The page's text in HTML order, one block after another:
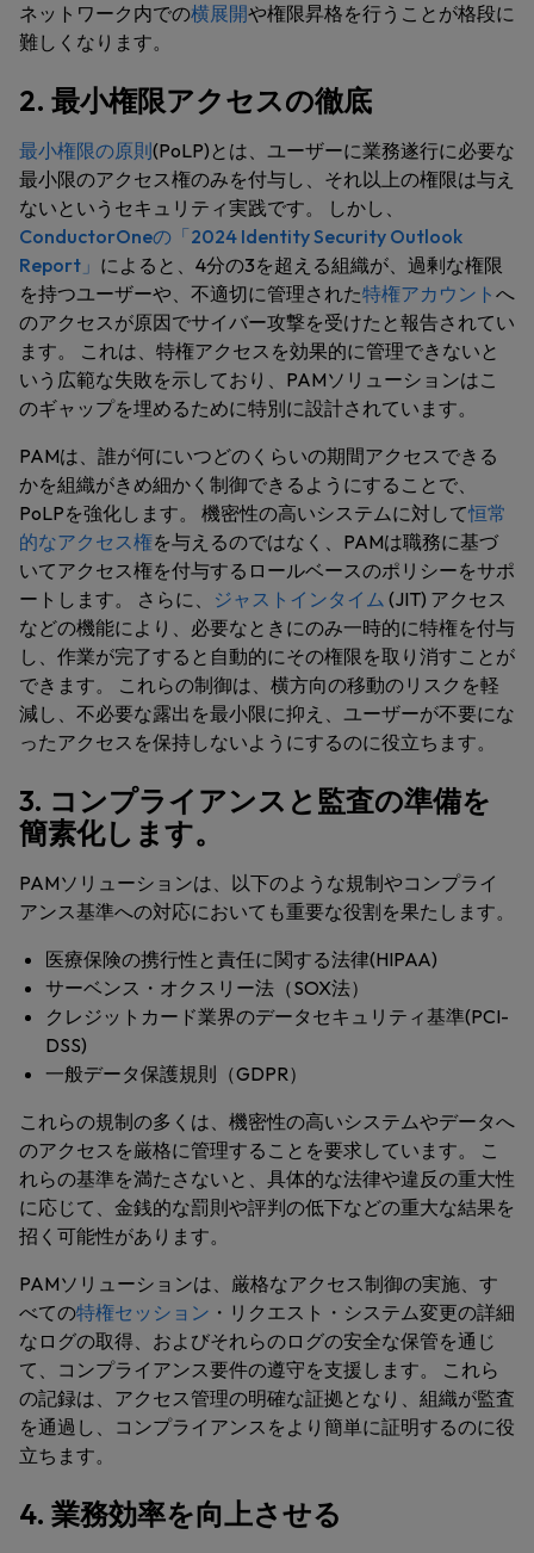
ネットワーク内での横展開や権限昇格を行うことが格段に
難しくなります。
2. 最小権限アクセスの徹底
最小権限の原則(PoLP)とは、ユーザーに業務遂行に必要な
最小限のアクセス権のみを付与し、それ以上の権限は与え
ないというセキュリティ実践です。 しかし、
ConductorOneの「2024 Identity Security Outlook
Report」 によると、4分の3を超える組織が、過剰な権限
を持つユーザーや、不適切に管理された特権アカウント へ
のアクセスが原因でサイバー攻撃を受けたと報告されてい
ます。 これは、特権アクセスを効果的に管理できないと
いう広範な失敗を示しており、PAMソリューションはこ
のギャップを埋めるために特別に設計されています。
PAMは、誰が何にいつどのくらいの期間アクセスできる
かを組織がきめ細かく制御できるようにすることで、
PoLPを強化します。 機密性の高いシステムに対して恒常
的なアクセス権を与えるのではなく、PAMは職務に基づ
いてアクセス権を付与するロールベースのポリシーをサポ
ートします。 さらに、 ジャストインタイム (JIT) アクセス
などの機能により、必要なときにのみ一時的に特権を付与
し、作業が完了すると自動的にその権限を取り消すことが
できます。 これらの制御は、横方向の移動のリスクを軽
減し、不必要な露出を最小限に抑え、ユーザーが不要にな
ったアクセスを保持しないようにするのに役立ちます。
3. コンプライアンスと監査の準備を
簡素化します。
PAMソリューションは、以下のような規制やコンプライ
アンス基準への対応においても重要な役割を果たします。
医療保険の携行性と責任に関する法律(HIPAA)
サーベンス・オクスリー法（SOX法）
クレジットカード業界のデータセキュリティ基準(PCI-
DSS)
一般データ保護規則（GDPR）
これらの規制の多くは、機密性の高いシステムやデータへ
のアクセスを厳格に管理することを要求しています。 こ
れらの基準を満たさないと、具体的な法律や違反の重大性
に応じて、金銭的な罰則や評判の低下などの重大な結果を
招く可能性があります。
PAMソリューションは、厳格なアクセス制御の実施、す
べての特権セッション ・リクエスト・システム変更の詳細
なログの取得、およびそれらのログの安全な保管を通じ
て、コンプライアンス要件の遵守を支援します。 これら
の記録は、アクセス管理の明確な証拠となり、組織が監査
を通過し、コンプライアンスをより簡単に証明するのに役
立ちます。
4. 業務効率を向上させる